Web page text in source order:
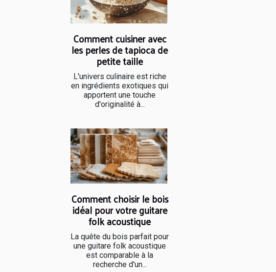
Comment cuisiner avec
les perles de tapioca de
petite taille
L'univers culinaire est riche
en ingrédients exotiques qui
apportent une touche
d'originalité à...
Comment choisir le bois
idéal pour votre guitare
folk acoustique
La quête du bois parfait pour
une guitare folk acoustique
est comparable à la
recherche d'un...